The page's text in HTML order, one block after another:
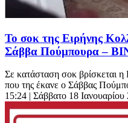
Το σοκ της Ειρήνης
Σάββα Πούμπουρα –
Σε κατάσταση σοκ βρίσκεται
που της έκανε ο Σάββας
15:24 | Σάββατο 18 Ιανουαρίου